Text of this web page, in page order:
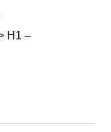
H1 –